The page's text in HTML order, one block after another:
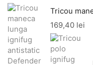
169,40 lei